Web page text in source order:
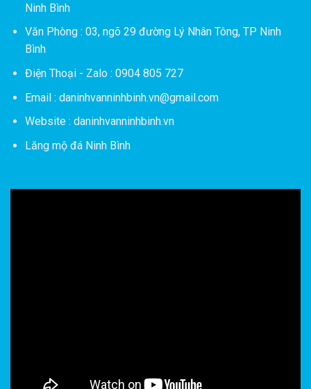
Ninh Bình
Văn Phòng : 03, ngõ 29 đường Lý Nhân Tông, TP Ninh
Bình
Điện Thoại - Zalo : 0904 805 727
Email : daninhvanninhbinh.vn@gmail.com
Website : daninhvanninhbinh.vn
Lăng mộ đá Ninh Bình